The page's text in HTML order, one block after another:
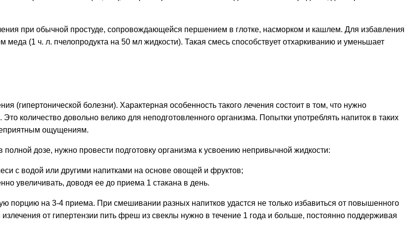
при обычной простуде, сопровождающейся першением в глотке, насморком и кашлем. Для избавления
меда (1 ч. л. пчелопродукта на 50 мл жидкости). Такая смесь способствует отхаркиванию и уменьшает
(гипертонической болезни). Характерная особенность такого лечения состоит в том, что нужно
количество довольно велико для неподготовленного организма. Попытки употреблять напиток в таких
ощущениям.
дозе, нужно провести подготовку организма к усвоению непривычной жидкости:
с водой или другими напитками на основе овощей и фруктов;
увеличивать, доводя ее до приема 1 стакана в день.
порцию на 3-4 приема. При смешивании разных напитков удастся не только избавиться от повышенного
от гипертензии пить фреш из свеклы нужно в течение 1 года и больше, постоянно поддерживая